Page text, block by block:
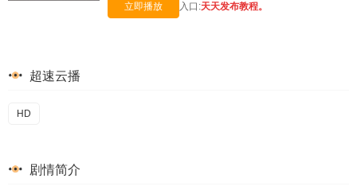
立即播放 入口:天天发布教程。
超速云播
HD
剧情简介